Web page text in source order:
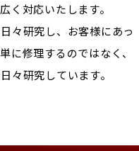
く対応いたします。
々研究し、お客様にあっ
に修理するのではなく、
々研究しています。